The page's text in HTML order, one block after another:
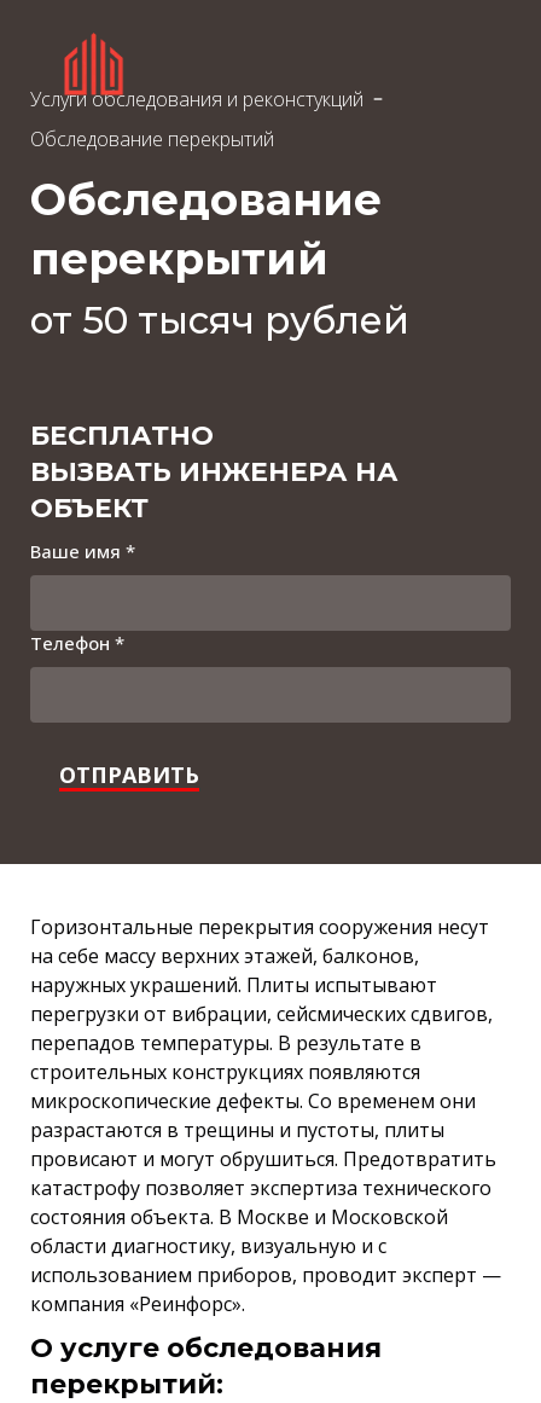
Услуги обследования и реконстукций
Обследование перекрытий
Обследование
перекрытий
от 50 тысяч рублей
БЕСПЛАТНО
ВЫЗВАТЬ ИНЖЕНЕРА НА
ОБЪЕКТ
Ваше имя *
Телефон *
ОТПРАВИТЬ
Горизонтальные перекрытия сооружения несут
на себе массу верхних этажей, балконов,
наружных украшений. Плиты испытывают
перегрузки от вибрации, сейсмических сдвигов,
перепадов температуры. В результате в
строительных конструкциях появляются
микроскопические дефекты. Со временем они
разрастаются в трещины и пустоты, плиты
провисают и могут обрушиться. Предотвратить
катастрофу позволяет экспертиза технического
состояния объекта. В Москве и Московской
области диагностику, визуальную и с
использованием приборов, проводит эксперт —
компания «Реинфорс».
О услуге обследования
перекрытий: